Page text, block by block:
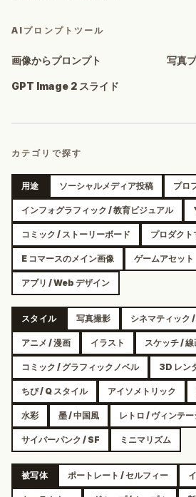
AIプロンプトツール
画像からプロンプト 写真
GPT Image 2 スライド
カテゴリで探す
用途 ソーシャルメディア投稿 プロ
インフォグラフィック / 教育ビジュアル
コミック / ストーリーボード プロダク
E コマースのメイン画像 ゲームアセット
アプリ / Web デザイン
スタイル 写真撮影 シネマティック
アニメ / 漫画 イラスト スケッチ / 線
コミック / グラフィックノベル 3D レン
ちび / Q スタイル アイソメトリック
水彩 墨 / 中国風 レトロ / ヴィンテー
サイバーパンク / SF ミニマリズム
被写体 ポートレート / セルフィー